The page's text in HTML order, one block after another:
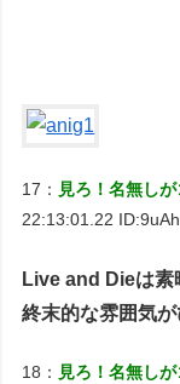
17： 見ろ！名無し
22:13:01.22
Live and Dieは素
終末的な雰囲気が
18： 見ろ！名無し